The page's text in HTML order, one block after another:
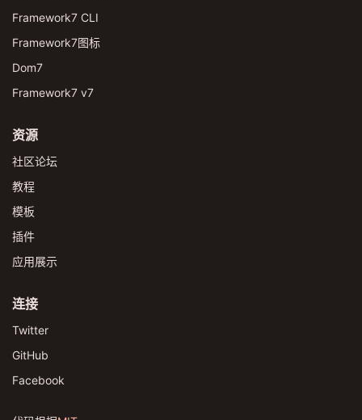
Framework7 CLI
Framework7图标
Dom7
Framework7 v7
资源
社区论坛
教程
模板
插件
应用展示
连接
Twitter
GitHub
Facebook